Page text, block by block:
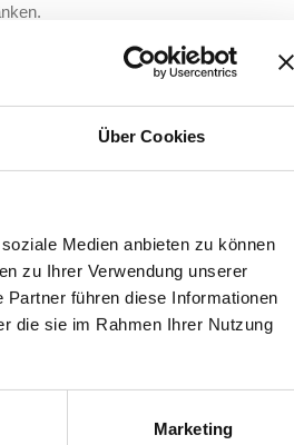
Über Cookies
Medien anbieten zu können
zu Ihrer Verwendung unserer
führen diese Informationen
die sie im Rahmen Ihrer Nutzung
Marketing
personenbezogener Daten, die darin
werden, um bestimmte
wirtschaftlicher Lage, Gesundheit,
Aufenthaltsort oder
oder vorherzusagen.
zusätzlicher Informationen nicht
werden können, sofern diese
und technischen und
dass die personenbezogenen
natürlichen Person zugewiesen
ist die natürliche oder juristische
Daten entscheidet.